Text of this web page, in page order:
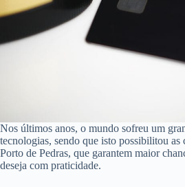
Nos últimos anos, o mundo sofreu um
tecnologias, sendo que isto possibilitou as
Porto de Pedras, que garantem maior
deseja com praticidade.